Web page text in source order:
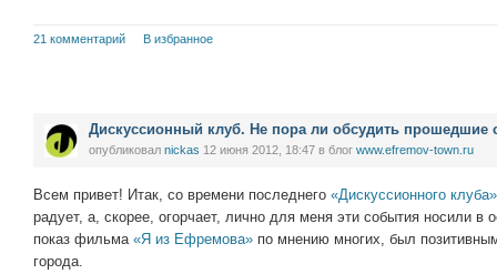
21 комментарий В избранное
Дискуссионный клуб. Не пора ли обсудить прошедшие
опубликовал nickas 12 июня 2012, 18:47 в блог www.efremov-town.ru
Всем привет! Итак, со времени последнего «Дискуссионного клуба»
радует, а, скорее, огорчает, лично для меня эти события носили в
показ фильма «Я из Ефремова» по мнению многих, был
города.